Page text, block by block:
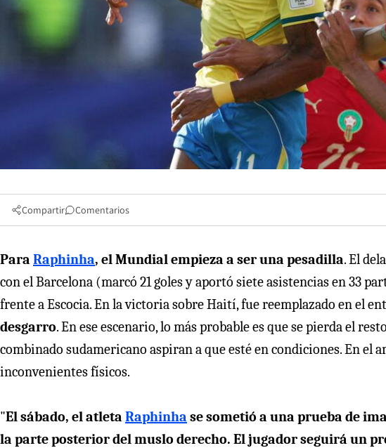
Compartir Comentarios
Para Raphinha, el Mundial empieza a ser una pesadilla. El
con el Barcelona (marcó 21 goles y aportó siete asistencias en 33
frente a Escocia. En la victoria sobre Haití, fue reemplazado en el
desgarro. En ese escenario, lo más probable es que se pierda el
combinado sudamericano aspiran a que esté en condiciones. En el
inconvenientes físicos.
"El sábado, el atleta Raphinha se sometió a una prueba de
la parte posterior del muslo derecho. El jugador seguirá un